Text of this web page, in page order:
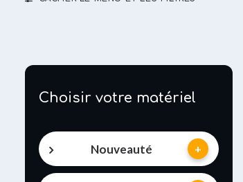
Choisir votre matériel
Nouveauté